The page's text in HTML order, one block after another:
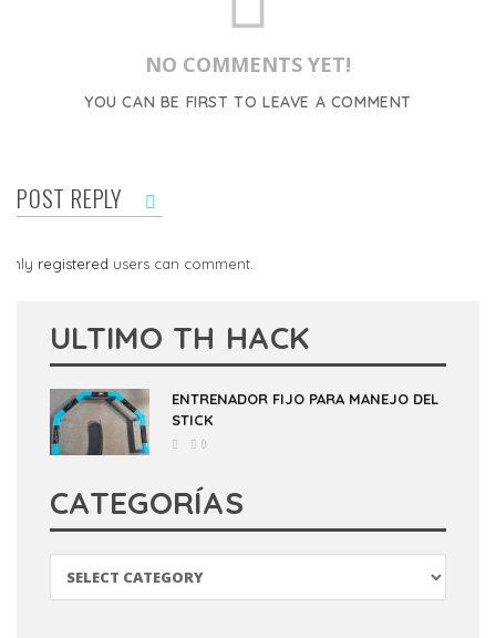
NO COMMENTS YET!
YOU CAN BE FIRST TO LEAVE A COMMENT
POST REPLY
Only registered users can comment.
ULTIMO TH HACK
ENTRENADOR FIJO PARA MANEJO DEL
STICK
0
CATEGORÍAS